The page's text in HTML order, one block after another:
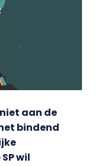
aan de
bindend
wil